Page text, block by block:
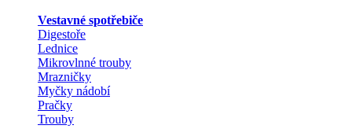
Vestavné spotřebiče
Digestoře
Lednice
Mikrovlnné trouby
Mrazničky
Myčky nádobí
Pračky
Trouby